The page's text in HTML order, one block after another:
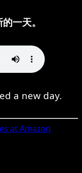
一天。
a new day.
at Amazon